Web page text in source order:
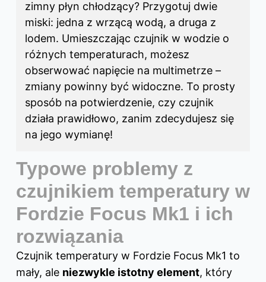
zimny płyn chłodzący? Przygotuj dwie
miski: jedna z wrzącą wodą, a druga z
lodem. Umieszczając czujnik w wodzie o
różnych temperaturach, możesz
obserwować napięcie na multimetrze –
zmiany powinny być widoczne. To prosty
sposób na potwierdzenie, czy czujnik
działa prawidłowo, zanim zdecydujesz się
na jego wymianę!
Typowe problemy z
czujnikiem temperatury w
Fordzie Focus Mk1 i ich
rozwiązania
Czujnik temperatury w Fordzie Focus Mk1 to
mały, ale niezwykle istotny element, który